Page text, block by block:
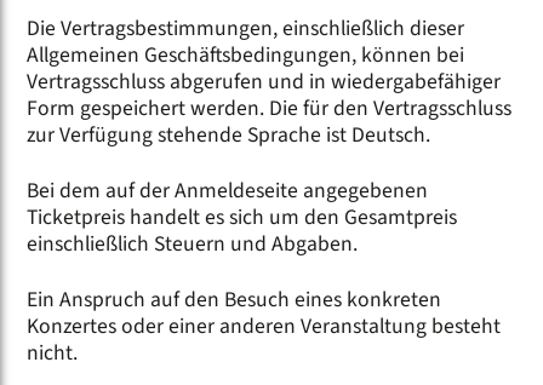
Die Vertragsbestimmungen, einschließlich dieser
Allgemeinen Geschäftsbedingungen, können bei
Vertragsschluss abgerufen und in wiedergabefähiger
Form gespeichert werden. Die für den Vertragsschluss
zur Verfügung stehende Sprache ist Deutsch.
Bei dem auf der Anmeldeseite angegebenen
Ticketpreis handelt es sich um den Gesamtpreis
einschließlich Steuern und Abgaben.
Ein Anspruch auf den Besuch eines konkreten
Konzertes oder einer anderen Veranstaltung besteht
nicht.